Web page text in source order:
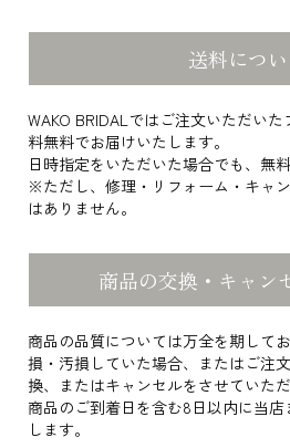
送料につ
WAKO BRIDALではご注文いただい
料無料でお届けいたします。
日時指定をいただいた場合でも、無
※ただし、修理・リフォーム・キャ
はありません。
商品の交換・キャン
商品の品質については万全を期して
損・汚損していた場合、またはご注
換、またはキャンセルをさせていただ
商品のご到着日を含む8日以内に当
します。